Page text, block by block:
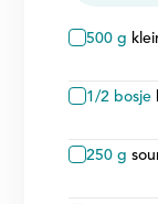
500 g
1/2 bosje
250 g